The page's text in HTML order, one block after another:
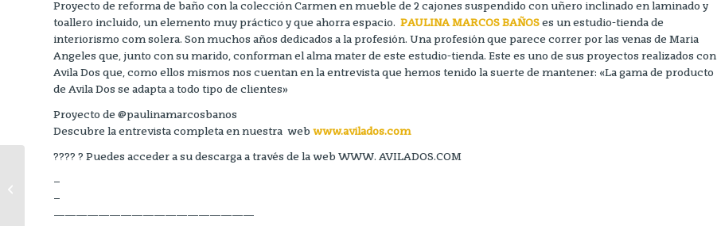
Proyecto de reforma de baño con la colección Carmen en mueble de 2 cajones suspendido con uñero inclinado en laminado y
toallero incluido, un elemento muy práctico y que ahorra espacio. PAULINA MARCOS BAÑOS es un estudio-tienda de
interiorismo com solera. Son muchos años dedicados a la profesión. Una profesión que parece correr por las venas de Maria
Angeles que, junto con su marido, conforman el alma mater de este estudio-tienda. Este es uno de sus proyectos realizados con
Avila Dos que, como ellos mismos nos cuentan en la entrevista que hemos tenido la suerte de mantener: «La gama de producto
de Avila Dos se adapta a todo tipo de clientes»
Proyecto de @paulinamarcosbanos
Descubre la entrevista completa en nuestra web www.avilados.com
???? ? Puedes acceder a su descarga a través de la web WWW. AVILADOS.COM
–
–
——————————————————
Mueble de baño de
doble lavabo